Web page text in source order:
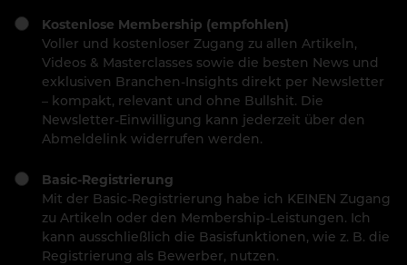
Kostenlose Membership (empfohlen)
Voller und kostenloser Zugang zu allen Artikeln,
Videos & Masterclasses sowie die besten News und
exklusiven Branchen-Insights direkt per Newsletter
– kompakt, relevant und ohne Bullshit. Die
Newsletter-Einwilligung kann jederzeit über den
Abmeldelink widerrufen werden.
Basic-Registrierung
Mit der Basic-Registrierung habe ich KEINEN Zugang
zu Artikeln oder den Membership-Leistungen. Ich
kann ausschließlich die Basisfunktionen, wie z. B. die
Registrierung als Bewerber, nutzen.